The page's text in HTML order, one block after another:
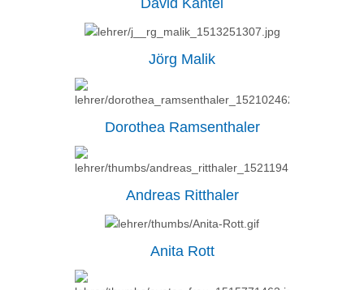
Jörg Malik
Dorothea Ramsenthaler
Andreas Ritthaler
Anita Rott